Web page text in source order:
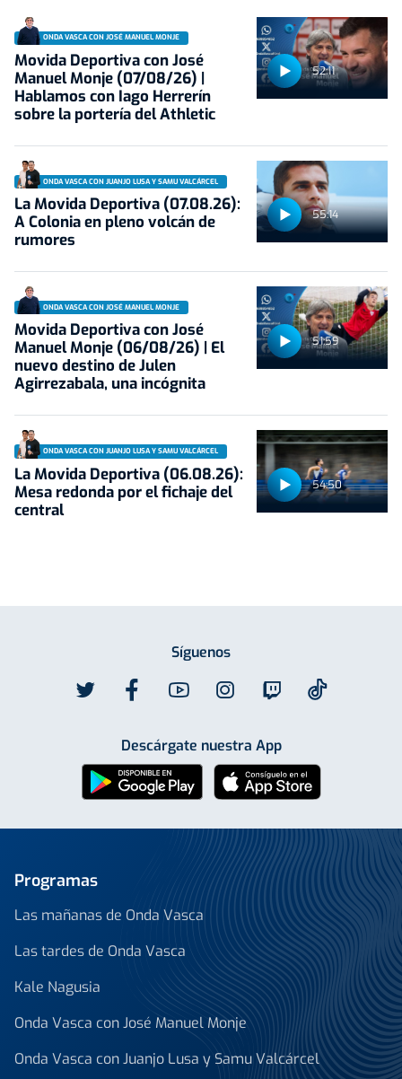
52:11
ONDA VASCA CON JOSÉ MANUEL MONJE
Movida Deportiva con José
Manuel Monje (07/08/26) |
Hablamos con Iago Herrerín
sobre la portería del Athletic
55:14
ONDA VASCA CON JUANJO LUSA Y SAMU VALCÁRCEL
La Movida Deportiva (07.08.26):
A Colonia en pleno volcán de
rumores
51:59
ONDA VASCA CON JOSÉ MANUEL MONJE
Movida Deportiva con José
Manuel Monje (06/08/26) | El
nuevo destino de Julen
Agirrezabala, una incógnita
54:50
ONDA VASCA CON JUANJO LUSA Y SAMU VALCÁRCEL
La Movida Deportiva (06.08.26):
Mesa redonda por el fichaje del
central
Síguenos
Descárgate nuestra App
Programas
Las mañanas de Onda Vasca
Las tardes de Onda Vasca
Kale Nagusia
Onda Vasca con José Manuel Monje
Onda Vasca con Juanjo Lusa y Samu Valcárcel